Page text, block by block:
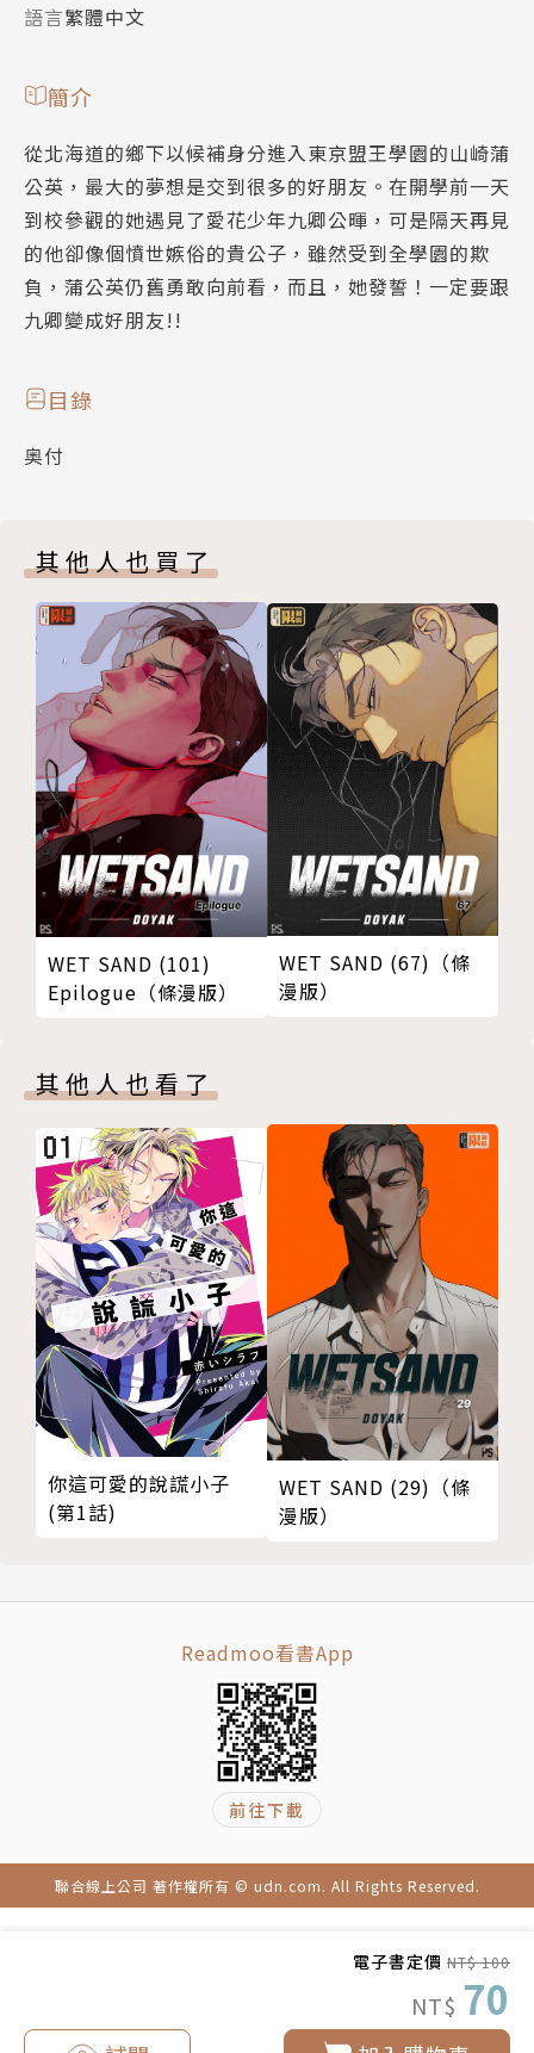
電子書定價 NT$ 100
NT$ 70
語言繁體中文
簡介
從北海道的鄉下以候補身分進入東京盟王學園的山崎蒲
公英，最大的夢想是交到很多的好朋友。在開學前一天
到校參觀的她遇見了愛花少年九卿公暉，可是隔天再見
的他卻像個憤世嫉俗的貴公子，雖然受到全學園的欺
負，蒲公英仍舊勇敢向前看，而且，她發誓！一定要跟
九卿變成好朋友!!
目錄
奥付
其他人也買了
WET SAND (101)
Epilogue（條漫版）
WET SAND (67)（條
漫版）
其他人也看了
你這可愛的說謊小子
(第1話)
WET SAND (29)（條
漫版）
Readmoo看書App
前往下載
聯合線上公司 著作權所有 © udn.com. All Rights Reserved.